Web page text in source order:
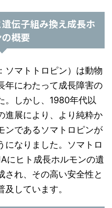
伝子組み換え成長ホ
概要
ソマトトロピン）は動物
年にわたって成長障害の
。しかし、1980年代以
進展により、より純粋か
ンであるソマトロピンが
になりました。ソマトロ
にヒト成長ホルモンの遺
され、その高い安全性と
しています。